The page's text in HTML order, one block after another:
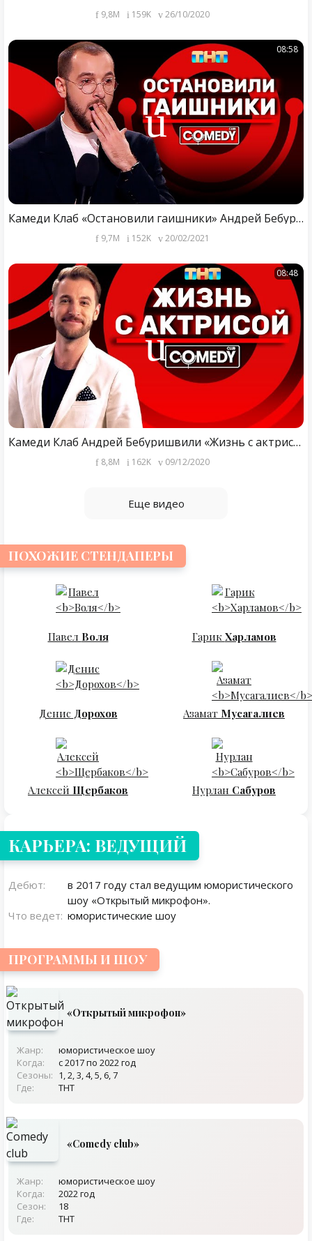
КАРЬЕРА: ВЕДУЩИЙ
Дебют:
в 2017 году стал ведущим юмористического
шоу «Открытый микрофон».
Что ведет: юмористические шоу
ПРОГРАММЫ И ШОУ
«Открытый микрофон»
Жанр:
юмористическое шоу
Когда:
с 2017 по 2022 год
Сезоны: 1, 2, 3, 4, 5, 6, 7
Где:
ТНТ
«Comedy club»
Жанр:
юмористическое шоу
Когда:
2022 год
Сезон:
18
Где:
ТНТ
9,8M 159K 26/10/2020
08:58
Камеди Клаб «Остановили гаишники» Андрей Бебуришвили
9,7M 152K 20/02/2021
08:48
Камеди Клаб Андрей Бебуришвили «Жизнь с актрисой»
8,8M 162K 09/12/2020
Еще видео
ПОХОЖИЕ СТЕНДАПЕРЫ
Павел Воля Гарик Харламов
Денис Дорохов Азамат Мусагалиев
Алексей Щербаков Нурлан Сабуров